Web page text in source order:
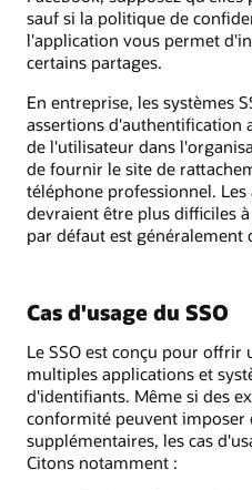
sauf si la politique de
l'application vous permet
certains partages.
En entreprise, les systèmes
assertions d'authentification
de l'utilisateur dans
de fournir le site de
téléphone professionnel.
devraient être plus difficiles
par défaut est généralement
Cas d'usage du SSO
Le SSO est conçu pour offrir
multiples applications et
d'identifiants. Même si des
conformité peuvent imposer
supplémentaires, les cas
Citons notamment :